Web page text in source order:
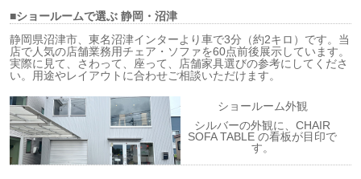
■ショールームで選ぶ静岡・沼津
静岡県沼津市、東名沼津インターより車で3分（約2キロ）です。当
店で人気の店舗業務用チェア・ソファを60点前後展示しています。
実際に見て、さわって、座って、店舗家具選びの参考にしてくださ
い。用途やレイアウトに合わせご相談いただけます。
ショールーム外観
シルバーの外観に、CHAIR
SOFA TABLE の看板が目印で
す。